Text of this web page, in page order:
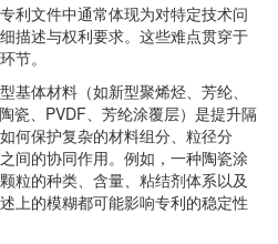
利文件中通常体现为对特定技术问
描述与权利要求。这些难点贯穿于
节。
基体材料（如新型聚烯烃、芳纶、
瓷、PVDF、芳纶涂覆层）是提升隔
何保护复杂的材料组分、粒径分
间的协同作用。例如，一种陶瓷涂
粒的种类、含量、粘结剂体系以及
上的模糊都可能影响专利的稳定性